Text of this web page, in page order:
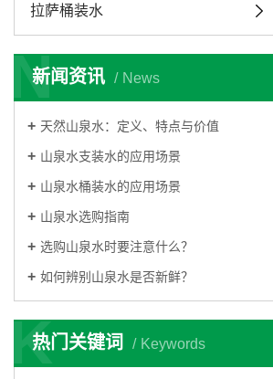
拉萨桶装水
新闻资讯 News
N
天然山泉水：定义、特点与价值
山泉水支装水的应用场景
山泉水桶装水的应用场景
山泉水选购指南
选购山泉水时要注意什么？
如何辨别山泉水是否新鲜？
热门关键词 Keywords
K